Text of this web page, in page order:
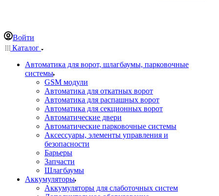
Войти
Каталог
Автоматика для ворот, шлагбаумы, парковочные
системы
GSM модули
Автоматика для откатных ворот
Автоматика для распашных ворот
Автоматика для секционных ворот
Автоматические двери
Автоматические парковочные системы
Аксессуары, элементы управления и
безопасности
Барьеры
Запчасти
Шлагбаумы
Аккумуляторы
Аккумуляторы для слаботочных систем